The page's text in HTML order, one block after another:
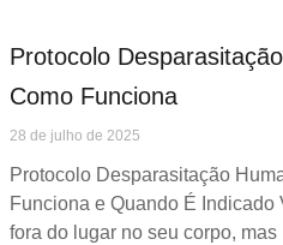
Protocolo
Como Funciona
28 de julho de 2025
Protocolo Desparasitação
Funciona e Quando É Indicado
fora do lugar no seu corpo, mas